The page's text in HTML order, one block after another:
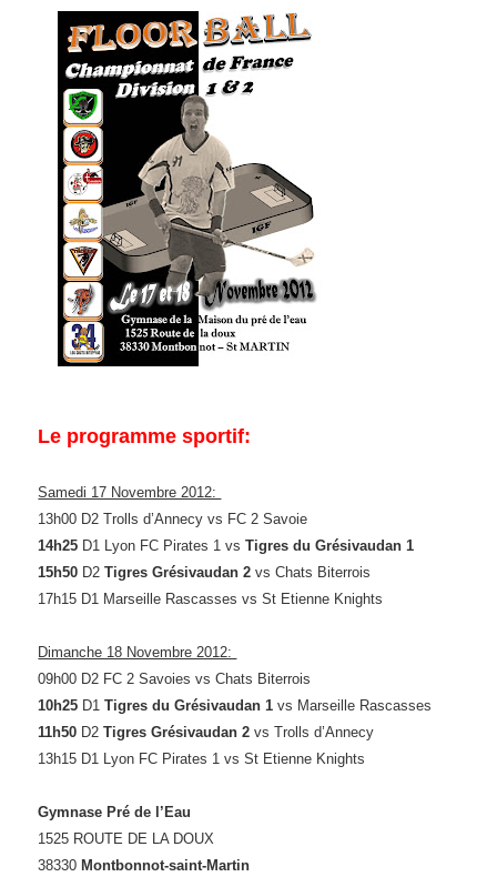
Le programme sportif:
Samedi 17 Novembre 2012:
13h00 D2 Trolls d’Annecy vs FC 2 Savoie
14h25 D1 Lyon FC Pirates 1 vsTigres du Grésivaudan 1
15h50 D2Tigres Grésivaudan 2 vs Chats Biterrois
17h15 D1 Marseille Rascasses vs St Etienne Knights
Dimanche 18 Novembre 2012:
09h00 D2 FC 2 Savoies vs Chats Biterrois
10h25 D1Tigres du Grésivaudan 1 vs Marseille Rascasses
11h50 D2Tigres Grésivaudan 2 vs Trolls d’Annecy
13h15 D1 Lyon FC Pirates 1 vs St Etienne Knights
Gymnase Pré de l’Eau
1525 ROUTE DE LA DOUX
38330Montbonnot-saint-Martin